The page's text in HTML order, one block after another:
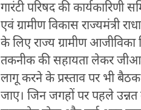
गारंटी परिषद की
एवं ग्रामीण विकास राज्यमंत्री
के लिए राज्य ग्रामीण आजीविका
तकनीक की सहायता लेकर
लागू करने के प्रस्ताव पर भी
जाए। जिन जगहों पर पहले